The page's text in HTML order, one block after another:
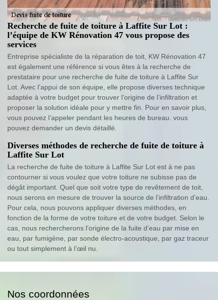
Recherche de fuite de toiture à Laffite Sur Lot :
l’équipe de KW Rénovation 47 vous propose des
services
Entreprise spécialiste de la réparation de toit, KW Rénovation 47
est également une référence si vous êtes à la recherche de
prestataire pour une recherche de fuite de toiture à Laffite Sur
Lot. Avec l’appui de son équipe, elle propose diverses technique
adaptée à votre budget pour trouver l’origine de l’infiltration et
proposer la solution idéale pour y mettre fin. Pour en savoir plus,
vous pouvez l’appeler pendant les heures de bureau. vous
pouvez demander un devis détaillé.
Diverses méthodes de recherche de fuite de toiture à
Laffite Sur Lot
La recherche de fuite de toiture à Laffite Sur Lot est à ne pas
contourner si vous voulez que votre toiture ne subisse pas de
dégât important. Quel que soit votre type de revêtement de toit,
nous serons en mesure de trouver la source de l’infiltration d’eau.
Pour cela, nous pouvons appliquer diverses méthodes, en
fonction de la forme de votre toiture et de votre budget. Selon le
cas, nous rechercherons l’origine de la fuite d’eau par mise en
eau, par fumigène, par sonde électro-acoustique, par gaz traceur
ou tout simplement à l’œil nu.
Nos coordonnées